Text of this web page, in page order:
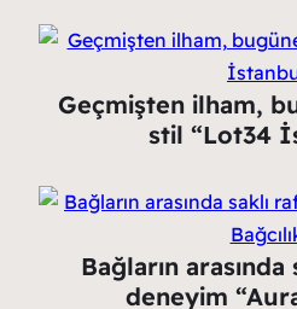
Geçmişten ilham,
stil “Lot34
Bağların
deneyim